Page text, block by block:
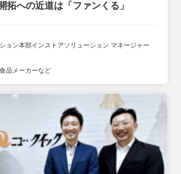
拓への近道は「ファンくる」
ョン本部インストアソリューション マネージャー
品メーカーなど